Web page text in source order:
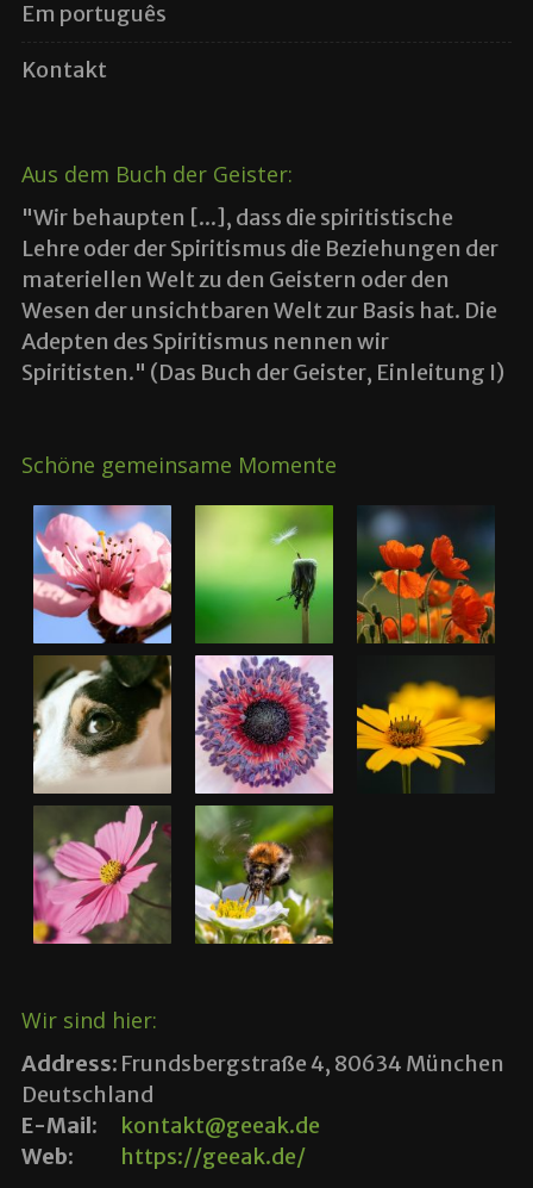
Em português
Kontakt
Aus dem Buch der Geister:
"Wir behaupten [...], dass die spiritistische
Lehre oder der Spiritismus die Beziehungen der
materiellen Welt zu den Geistern oder den
Wesen der unsichtbaren Welt zur Basis hat. Die
Adepten des Spiritismus nennen wir
Spiritisten." (Das Buch der Geister, Einleitung I)
Schöne gemeinsame Momente
Wir sind hier:
Address:Frundsbergstraße 4, 80634 München
Deutschland
E-Mail:
kontakt@geeak.de
Web:
https://geeak.de/